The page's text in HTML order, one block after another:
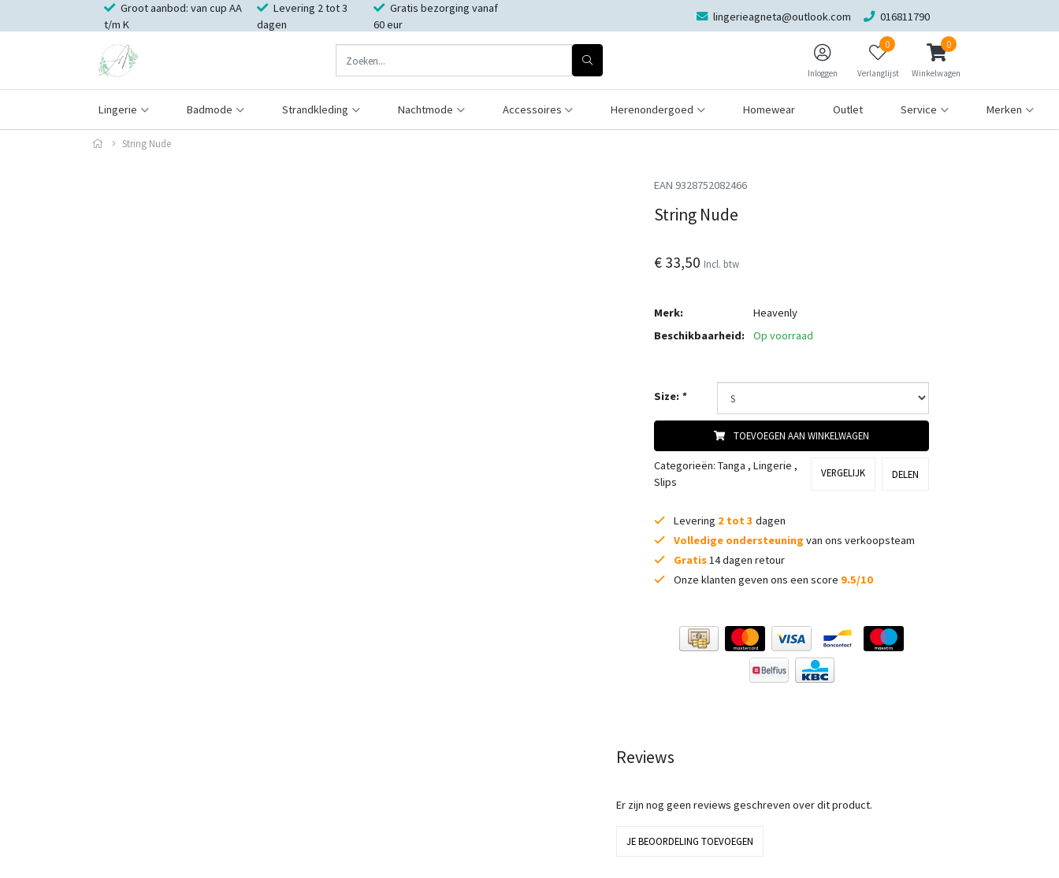
Groot aanbod: van cup AA
t/m K
Levering 2 tot 3
dagen
Gratis bezorging vanaf
60 eur
lingerieagneta@outlook.com 016811790
Inloggen
0
Verlanglijst
0
Winkelwagen
Lingerie Badmode Strandkleding Nachtmode Accessoires Herenondergoed Homewear Outlet Service Merken
String Nude
EAN 9328752082466
String Nude
€ 33,50 Incl. btw
Merk:
Heavenly
Beschikbaarheid:
Op voorraad
Size: *
TOEVOEGEN AAN WINKELWAGEN
Categorieën: Tanga , Lingerie ,
Slips
VERGELIJK DELEN
Levering 2 tot 3 dagen
Volledige ondersteuning van ons verkoopsteam
Gratis14 dagen retour
Onze klanten geven ons een score 9.5/10
Reviews
Er zijn nog geen reviews geschreven over dit product.
JE BEOORDELING TOEVOEGEN